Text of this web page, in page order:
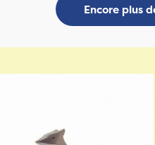
Encore plus